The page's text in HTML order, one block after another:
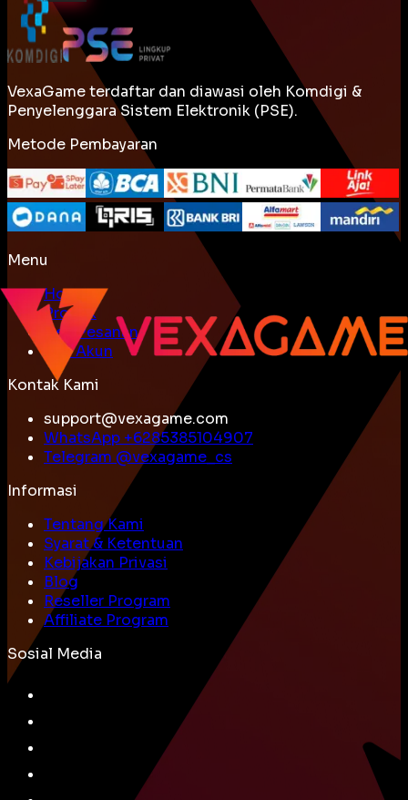
VexaGame terdaftar dan diawasi oleh Komdigi &
Penyelenggara Sistem Elektronik (PSE).
Metode Pembayaran
Menu
Home
Produk
Cek Pesanan
Beli Akun
Kontak Kami
support@vexagame.com
WhatsApp +6285385104907
Telegram @vexagame_cs
Informasi
Tentang Kami
Syarat & Ketentuan
Kebijakan Privasi
Blog
Reseller Program
Affiliate Program
Sosial Media